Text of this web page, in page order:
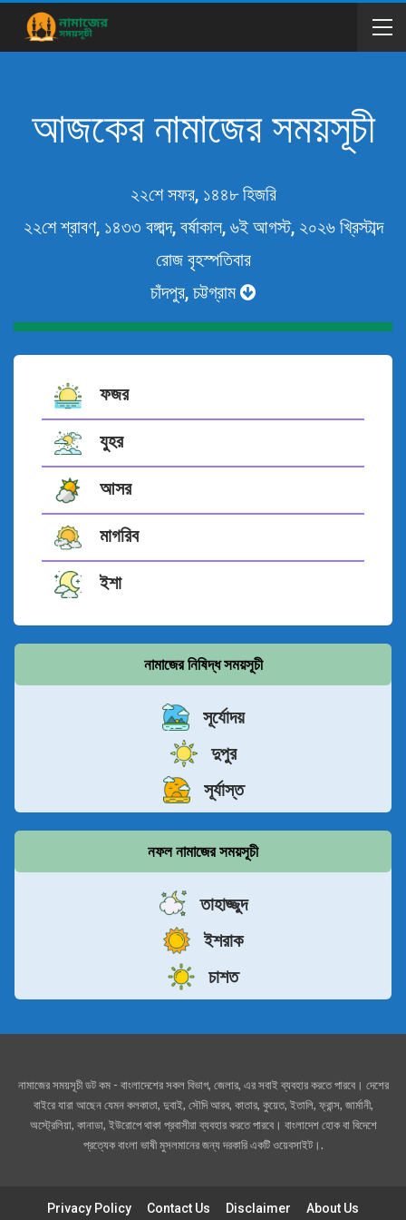
আজকের নামাজের সময়সূচী
২২শে সফর, ১৪৪৮ হিজরি
২২শে শ্রাবণ, ১৪৩৩ বঙ্গাব্দ, বর্ষাকাল, ৬ই আগস্ট, ২০২৬ খ্রিস্টাব্দ
রোজ বৃহস্পতিবার
চাঁদপুর, চট্টগ্রাম
ফজর
যুহর
আসর
মাগরিব
ইশা
নামাজের নিষিদ্ধ সময়সূচী
সূর্যোদয়
দুপুর
সূর্যাস্ত
নফল নামাজের সময়সূচী
তাহাজ্জুদ
ইশরাক
চাশত
নামাজের সময়সূচী ডট কম - বাংলাদেশের সকল বিভাগ, জেলার, এর সবাই ব্যবহার করতে পারবে। দেশের
বাইরে যারা আছেন যেমন কলকাতা, দুবাই, সৌদি আরব, কাতার, কুয়েত, ইতালি, ফ্রান্স, জার্মানী,
অস্ট্রেলিয়া, কানাডা, ইউরোপে থাকা প্রবাসীরা ব্যবহার করতে পারবে। বাংলাদেশ হোক বা বিদেশে
প্রত্যেক বাংলা ভাষী মুসলমানের জন্য দরকারি একটি ওয়েবসাইট।.
Privacy Policy Contact Us Disclaimer About Us